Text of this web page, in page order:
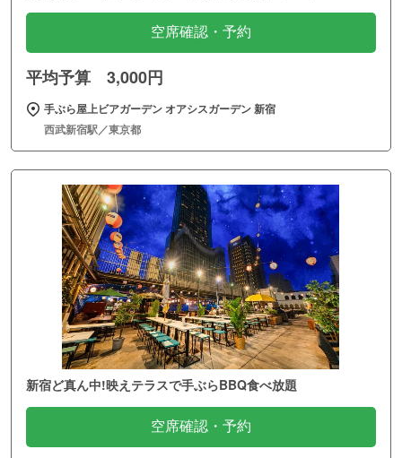
空席確認・予約
平均予算 3,000円
手ぶら屋上ビアガーデン オアシスガーデン 新宿
西武新宿駅／東京都
新宿ど真ん中!映えテラスで手ぶらBBQ食べ放題
空席確認・予約